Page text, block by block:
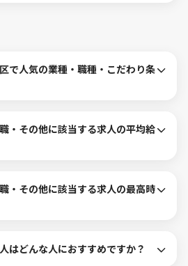
で人気の業種・職種・こだわり条
・その他に該当する求人の平均給
・その他に該当する求人の最高時
はどんな人におすすめですか？